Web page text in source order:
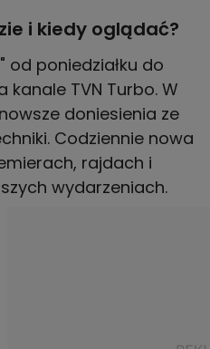
i kiedy oglądać?
od poniedziałku do
kanale TVN Turbo. W
doniesienia ze
Codziennie nowa
rajdach i
wydarzeniach.